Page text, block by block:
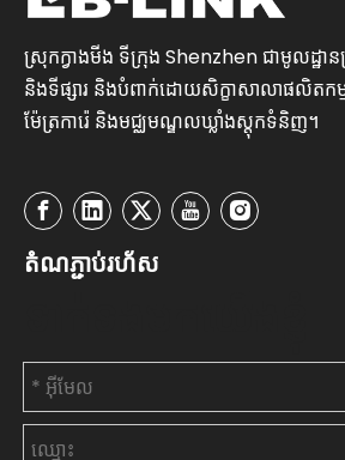
ស្រុកក្វាងមីង ទីក្រុង Shenzhen ជាមូលដ្ឋាន
និងទីផ្សារ និងបំពាក់ដោយសិក្ខាសាលាផលិតកម្
ម៉ែត្រការ៉េ និងមជ្ឈមណ្ឌលឃ្លាំងស្តុកទំនិញ។
តំណភ្ជាប់រហ័ស